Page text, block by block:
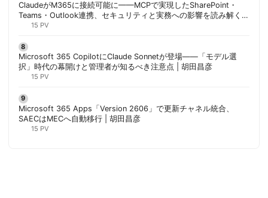
ClaudeがM365に接続可能に——MCPで実現したSharePoint・
Teams・Outlook連携、セキュリティと実務への影響を読み解く |
胡田昌彦
15 PV
Microsoft 365 CopilotにClaude Sonnetが登場——「モデル選
択」時代の幕開けと管理者が知るべき注意点 | 胡田昌彦
15 PV
Microsoft 365 Apps「Version 2606」で更新チャネル統合、
SAECはMECへ自動移行 | 胡田昌彦
15 PV